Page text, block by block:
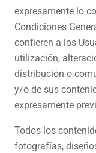
expresamente lo
Condiciones
confieren a los
utilización,
distribución o
y/o de sus
expresamente
Todos los
fotografías,